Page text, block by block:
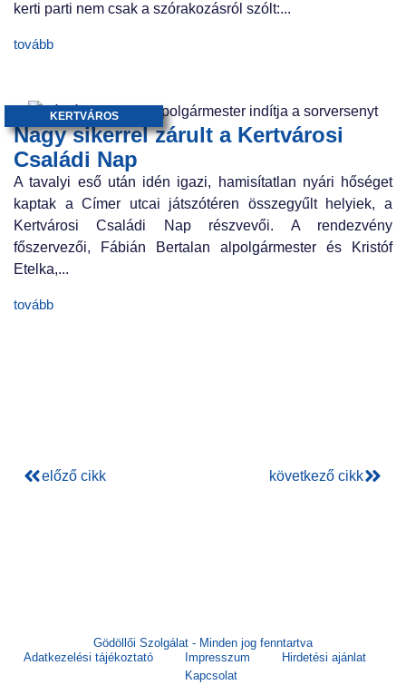
kerti parti nem csak a szórakozásról szólt:...
tovább
Nagy sikerrel zárult a Kertvárosi
Családi Nap
KERTVÁROS
A tavalyi eső után idén igazi, hamisítatlan nyári hőséget
kaptak a Címer utcai játszótéren összegyűlt helyiek, a
Kertvárosi Családi Nap részvevői. A rendezvény
főszervezői, Fábián Bertalan alpolgármester és Kristóf
Etelka,...
tovább
előző cikk következő cikk
Gödöllői Szolgálat - Minden jog fenntartva
Adatkezelési tájékoztató
Impresszum
Hirdetési ajánlat
Kapcsolat